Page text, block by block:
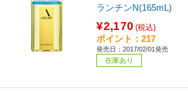
ランチンN(165mL)
¥2,170 (税込)
ポイント：217
発売日：2017/02/01発売
在庫あり